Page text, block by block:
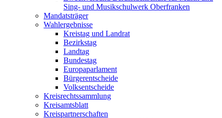
Sing- und Musikschulwerk Oberfranken
Mandatsträger
Wahlergebnisse
Kreistag und Landrat
Bezirkstag
Landtag
Bundestag
Europaparlament
Bürgerentscheide
Volksentscheide
Kreisrechtssammlung
Kreisamtsblatt
Kreispartnerschaften